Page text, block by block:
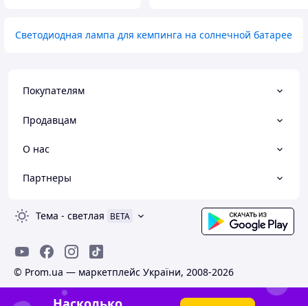
Светодиодная лампа для кемпинга на солнечной батарее
Покупателям
Продавцам
О нас
Партнеры
Тема - светлая BETA
© Prom.ua — маркетплейс України, 2008-2026